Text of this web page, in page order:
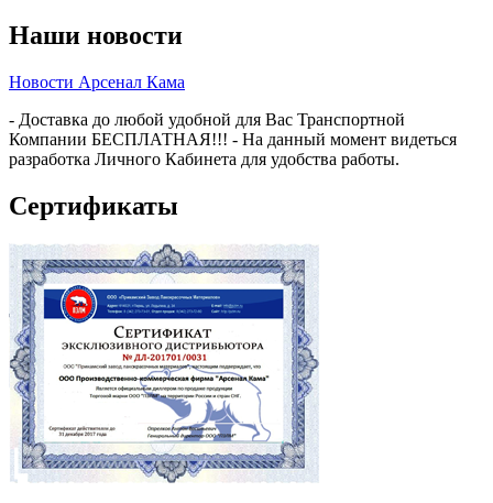
Наши новости
Новости Арсенал Кама
- Доставка до любой удобной для Вас Транспортной
Компании БЕСПЛАТНАЯ!!! - На данный момент видеться
разработка Личного Кабинета для удобства работы.
Сертификаты